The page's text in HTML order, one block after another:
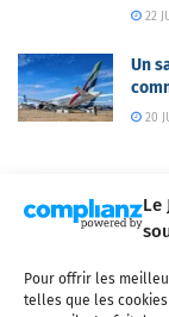
Le
Pour offrir les
telles que les
22
Un
20
Qui sommes-
Mentions légales